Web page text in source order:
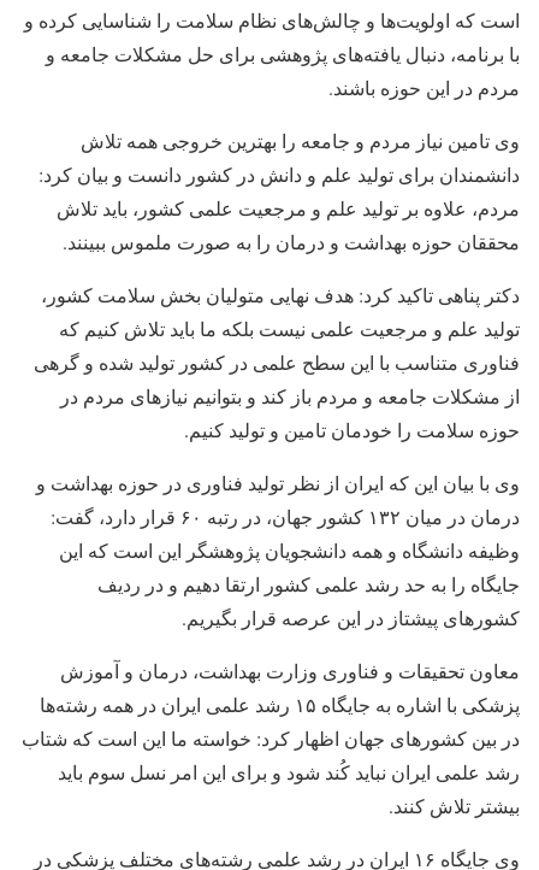
است که اولویت‌ها و چالش‌های نظام سلامت را شناسایی کرده و
با برنامه، دنبال یافته‌های پژوهشی برای حل مشکلات جامعه و
مردم در این حوزه باشند.
وی تامین نیاز مردم و جامعه را بهترین خروجی همه تلاش
دانشمندان برای تولید علم و دانش در کشور دانست و بیان کرد:
مردم، علاوه بر تولید علم و مرجعیت علمی کشور، باید تلاش
محققان حوزه بهداشت و درمان را به صورت ملموس ببینند.
دکتر پناهی تاکید کرد: هدف نهایی متولیان بخش سلامت کشور،
تولید علم و مرجعیت علمی نیست بلکه ما باید تلاش کنیم که
فناوری متناسب با این سطح علمی در کشور تولید شده و گرهی
از مشکلات جامعه و مردم باز کند و بتوانیم نیازهای مردم در
حوزه سلامت را خودمان تامین و تولید کنیم.
وی با بیان این که ایران از نظر تولید فناوری در حوزه بهداشت و
درمان در میان ۱۳۲ کشور جهان، در رتبه ۶۰ قرار دارد، گفت:
وظیفه دانشگاه و همه دانشجویان پژوهشگر این است که این
جایگاه را به حد رشد علمی کشور ارتقا دهیم و در ردیف
کشورهای پیشتاز در این عرصه قرار بگیریم.
معاون تحقیقات و فناوری وزارت بهداشت، درمان و آموزش
پزشکی با اشاره به جایگاه ۱۵ رشد علمی ایران در همه رشته‌ها
در بین کشورهای جهان اظهار کرد: خواسته ما این است که شتاب
رشد علمی ایران نباید کُند شود و برای این امر نسل سوم باید
بیشتر تلاش کنند.
وی جایگاه ۱۶ ایران در رشد علمی رشته‌های مختلف پزشکی در